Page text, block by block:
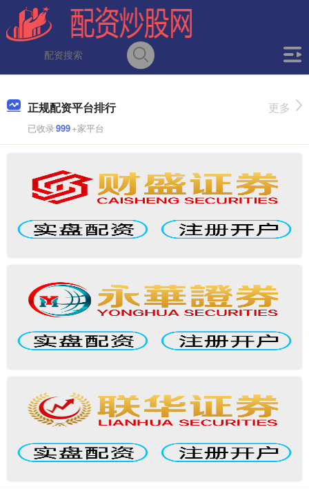
正规配资平台排行
已收录999+家平台
更多